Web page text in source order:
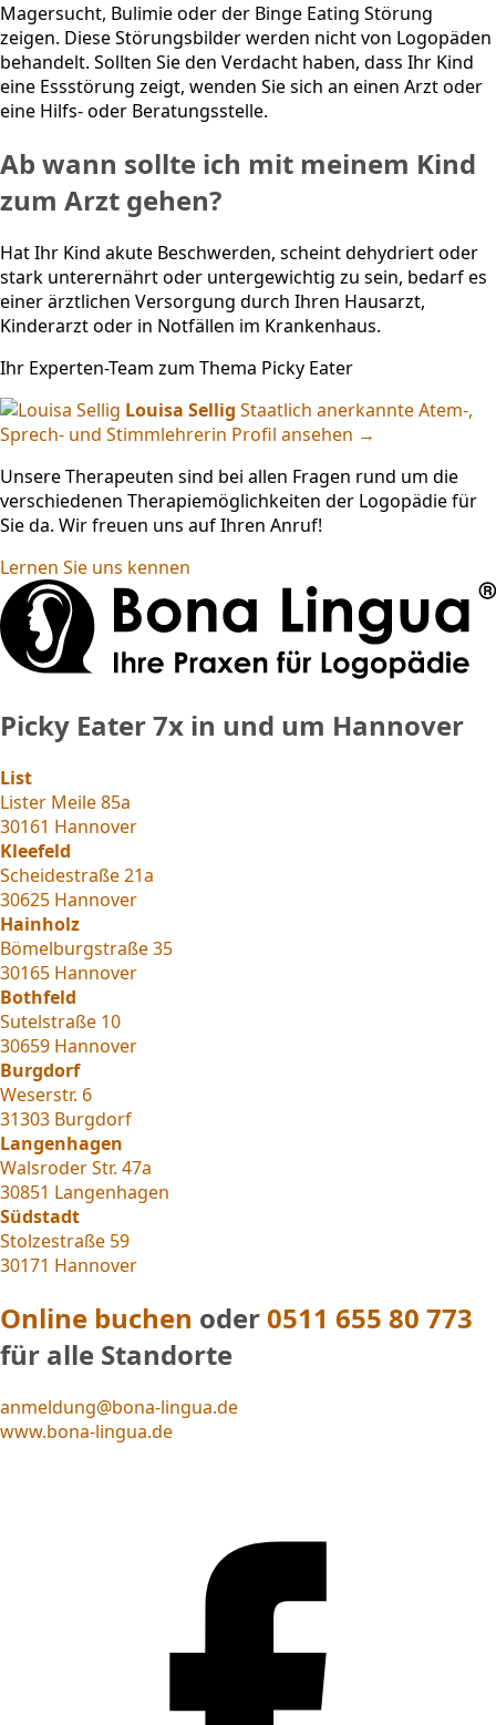
Magersucht, Bulimie oder der Binge Eating Störung
zeigen. Diese Störungsbilder werden nicht von Logopäden
behandelt. Sollten Sie den Verdacht haben, dass Ihr Kind
eine Essstörung zeigt, wenden Sie sich an einen Arzt oder
eine Hilfs- oder Beratungsstelle.
Ab wann sollte ich mit meinem Kind
zum Arzt gehen?
Hat Ihr Kind akute Beschwerden, scheint dehydriert oder
stark unterernährt oder untergewichtig zu sein, bedarf es
einer ärztlichen Versorgung durch Ihren Hausarzt,
Kinderarzt oder in Notfällen im Krankenhaus.
Ihr Experten-Team zum Thema Picky Eater
Louisa Sellig Staatlich anerkannte Atem-,
Sprech- und Stimmlehrerin Profil ansehen →
Unsere Therapeuten sind bei allen Fragen rund um die
verschiedenen Therapiemöglichkeiten der Logopädie für
Sie da. Wir freuen uns auf Ihren Anruf!
Lernen Sie uns kennen
Picky Eater7x in und um Hannover
List
Lister Meile 85a
30161 Hannover
Kleefeld
Scheidestraße 21a
30625 Hannover
Hainholz
Bömelburgstraße 35
30165 Hannover
Bothfeld
Sutelstraße 10
30659 Hannover
Burgdorf
Weserstr. 6
31303 Burgdorf
Langenhagen
Walsroder Str. 47a
30851 Langenhagen
Südstadt
Stolzestraße 59
30171 Hannover
Online buchen oder0511 655 80 773
für alle Standorte
anmeldung@bona-lingua.de
www.bona-lingua.de